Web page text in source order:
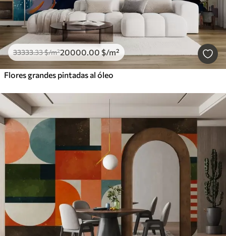
33333.33$/m²20000 .00 $/m²
Flores grandes pintadas al óleo